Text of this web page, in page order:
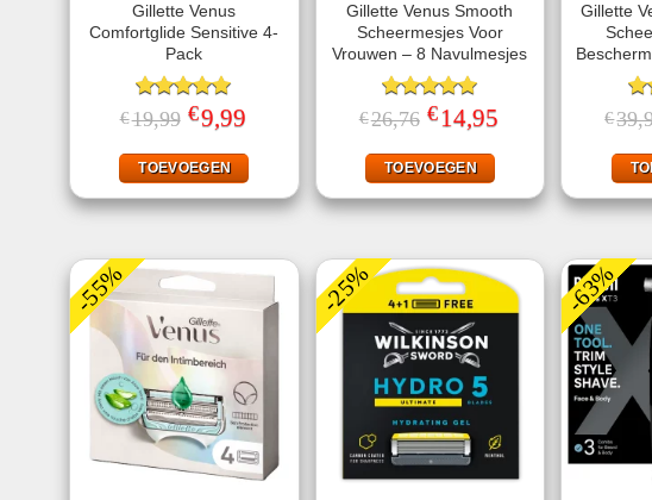
Gillette Venus
Comfortglide Sensitive 4-
Pack
Gewaardeerd
5.00 uit 5
€19,99 Oorspronkelijke
prijs
€19,99.
€9,99
€9,99.
TOEVOEGEN
Gillette Venus Smooth
Scheermesjes Voor
Vrouwen – 8 Navulmesjes
Gewaardeerd
5.00uit 5
€26,76 Oorspronkelijke
prijs
€26,76.
€ 14,95
TOEVOEGEN
Gillette
€
-55% -25% -63%